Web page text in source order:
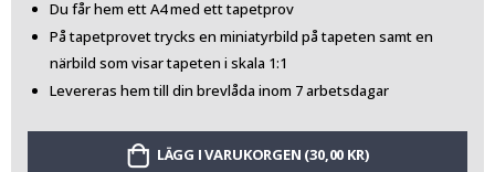
Du får hem ett A4 med ett tapetprov
På tapetprovet trycks en miniatyrbild på tapeten samt en
närbild som visar tapeten i skala 1:1
Levereras hem till din brevlåda inom 7 arbetsdagar
LÄGG I VARUKORGEN (30,00 KR)